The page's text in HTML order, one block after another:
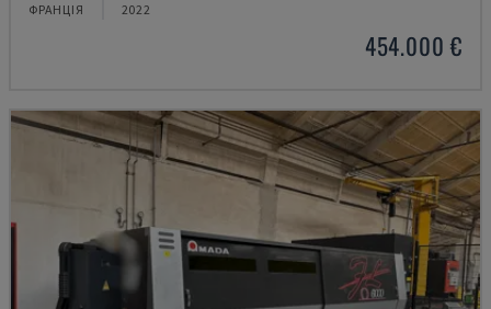
ФРАНЦІЯ 2022
454.000 €